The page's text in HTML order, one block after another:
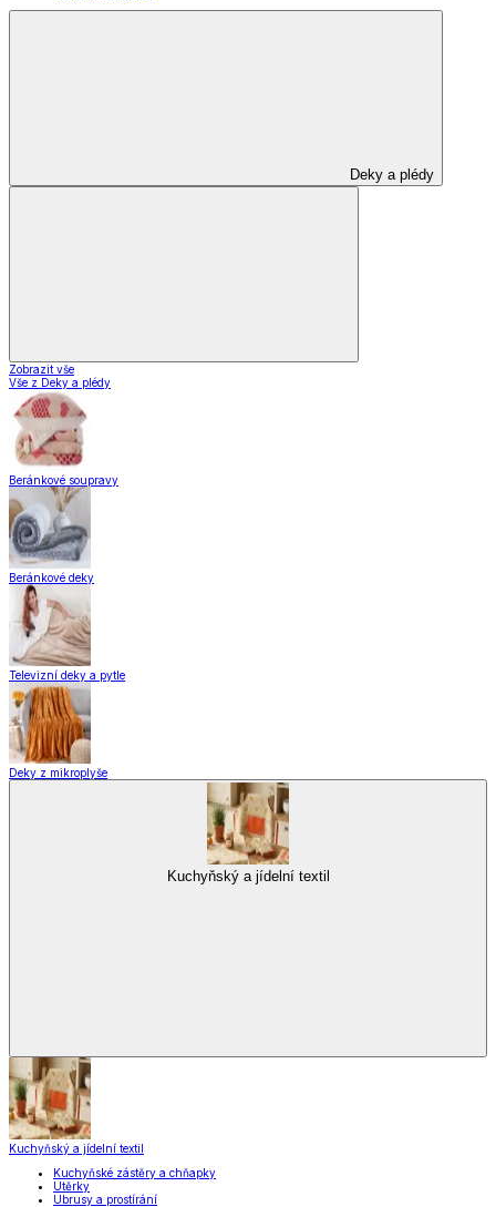
Deky a plédy
Zobrazit vše
Vše z Deky a plédy
Beránkové soupravy
Beránkové deky
Televizní deky a pytle
Deky z mikroplyše
Kuchyňský a jídelní textil
Kuchyňský a jídelní textil
Kuchyňské zástěry a chňapky
Utěrky
Ubrusy a prostírání